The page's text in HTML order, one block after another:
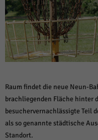
Raum findet die neue Neun-
brachliegenden Fläche hinter
besuchervernachlässigte Teil
als so genannte städtische
Standort.